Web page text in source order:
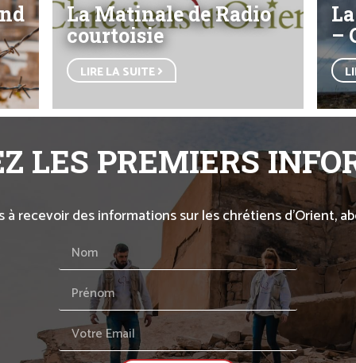
La Matinale de Radio
courtoisie
LIRE LA SUITE
–
LES PREMIERS
à recevoir des informations sur les chrétiens d’Orient,